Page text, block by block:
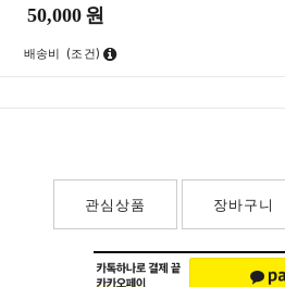
50,000 원
배송비 (조건)
관심상품 장바구니